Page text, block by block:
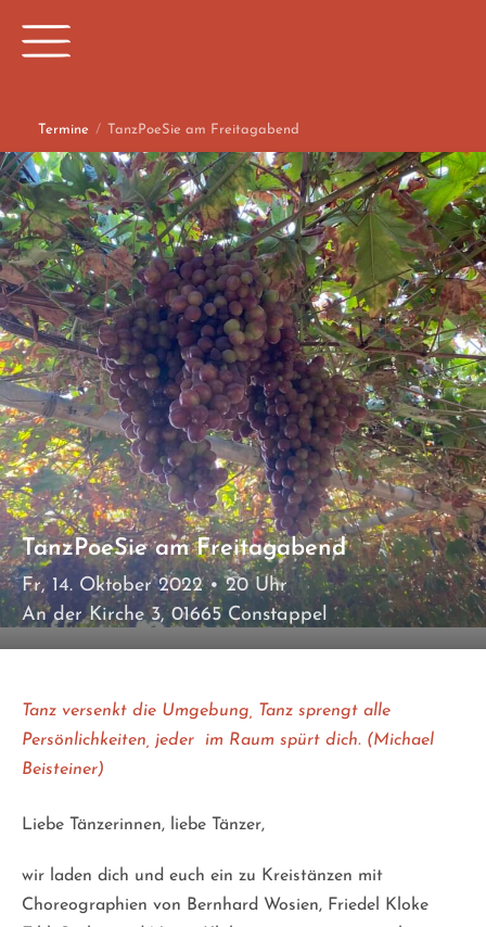
Termine / TanzPoeSie am Freitagabend
TanzPoeSie am Freitagabend
Fr, 14. Oktober 2022• 20 Uhr
An der Kirche 3, 01665 Constappel
Tanz versenkt die Umgebung, Tanz sprengt alle
Persönlichkeiten, jeder im Raum spürt dich. (Michael
Beisteiner)
Liebe Tänzerinnen, liebe Tänzer,
wir laden dich und euch ein zu Kreistänzen mit
Choreographien von Bernhard Wosien, Friedel Kloke